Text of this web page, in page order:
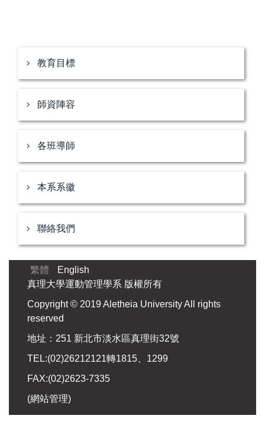
教育目標
師資陣容
各班導師
本系系徽
聯絡我們
繁體
English
真理大學運動管理學系 版權所有
Copyright © 2019 Aletheia University All rights
reserved
地址：251 新北市淡水區真理街32號
TEL:(02)26212121轉1815、1299
FAX:(02)2623-7335
(網站管理)